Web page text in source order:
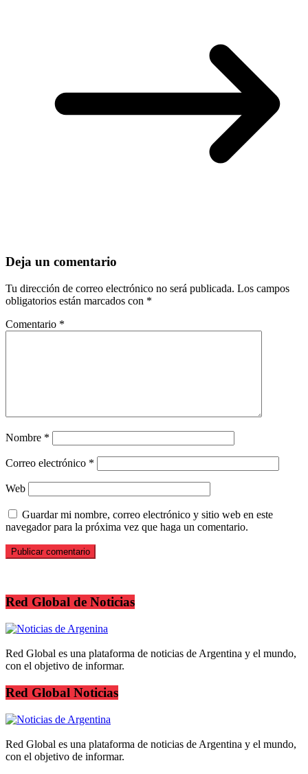
Deja un comentario
Tu dirección de correo electrónico no será publicada. Los campos
obligatorios están marcados con *
Comentario *
Nombre *
Correo electrónico *
Web
Guardar mi nombre, correo electrónico y sitio web en este
navegador para la próxima vez que haga un comentario.
Red Global de Noticias
Red Global es una plataforma de noticias de Argentina y el mundo,
con el objetivo de informar.
Red Global Noticias
Red Global es una plataforma de noticias de Argentina y el mundo,
con el objetivo de informar.